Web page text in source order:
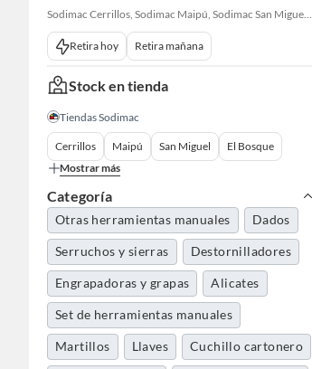
Sodimac Cerrillos, Sodimac Maipú, Sodimac San Miguel, Sodimac El Bosque, Sodimac San Bernardo, Constructor Cantagallo, Sodimac Talagante, Sodimac San Fernando
Retira hoy Retira mañana
Stock en tienda
Tiendas Sodimac
Cerrillos Maipú San Miguel
El Bosque
Mostrar más
Categoría
Otras herramientas manuales Dados
Serruchos y sierras Destornilladores
Engrapadoras y grapas Alicates
Set de herramientas manuales
Martillos Llaves Cuchillo cartonero